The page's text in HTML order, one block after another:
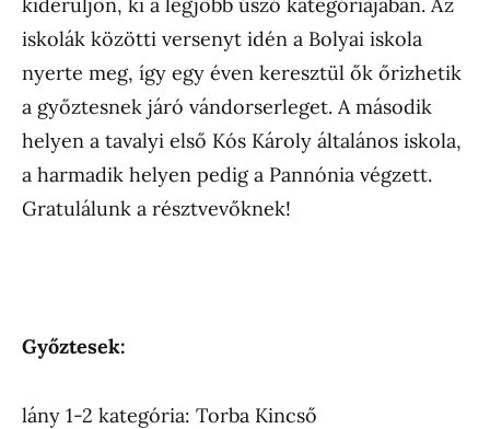
iskolák közötti versenyt idén a Bolyai iskola
nyerte meg, így egy éven keresztül ők őrizhetik
a győztesnek járó vándorserleget. A második
helyen a tavalyi első Kós Károly általános iskola,
a harmadik helyen pedig a Pannónia végzett.
Gratulálunk a résztvevőknek!
Győztesek:
lány 1-2 kategória: Torba Kincső